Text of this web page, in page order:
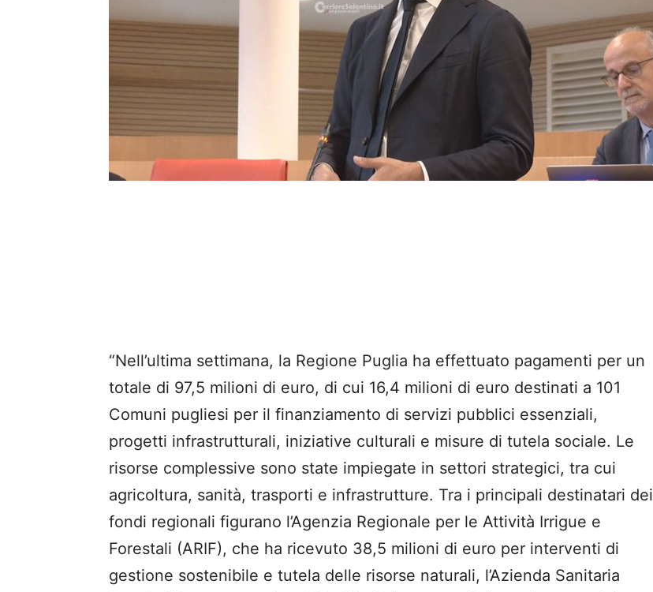
“Nell’ultima settimana, la Regione Puglia ha effettuato pagamenti per un
totale di 97,5 milioni di euro, di cui 16,4 milioni di euro destinati a 101
Comuni pugliesi per il finanziamento di servizi pubblici essenziali,
progetti infrastrutturali, iniziative culturali e misure di tutela sociale. Le
risorse complessive sono state impiegate in settori strategici, tra cui
agricoltura, sanità, trasporti e infrastrutture. Tra i principali destinatari dei
fondi regionali figurano l’Agenzia Regionale per le Attività Irrigue e
Forestali (ARIF), che ha ricevuto 38,5 milioni di euro per interventi di
gestione sostenibile e tutela delle risorse naturali, l’Azienda Sanitaria